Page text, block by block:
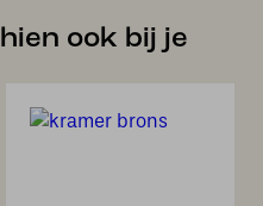
ook bij je